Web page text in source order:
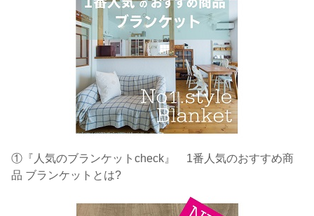
①『人気のブランケットcheck』 1番人気のおすすめ商
品 ブランケットとは?